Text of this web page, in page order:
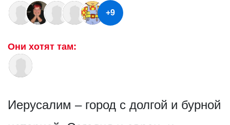
+9
Они хотят там:
Иерусалим – город с долгой и бурной